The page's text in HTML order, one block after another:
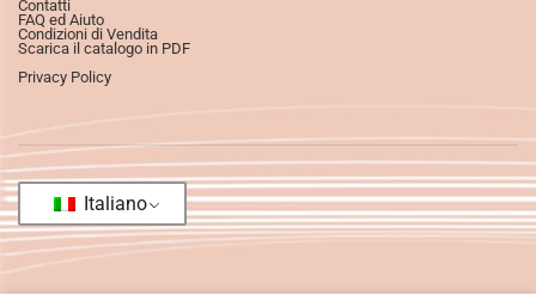
Contatti
FAQ ed Aiuto
Condizioni di Vendita
Scarica il catalogo in PDF
Privacy Policy
Italiano